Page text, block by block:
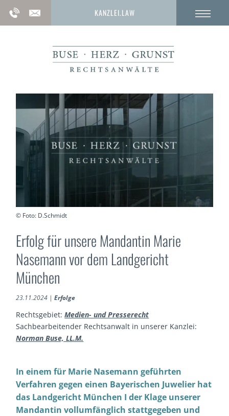
KANZLEI.LAW
© Foto: D.Schmidt
Erfolg für unsere Mandantin Marie
Nasemann vor dem Landgericht
München
23.11.2024 |Erfolge
Rechtsgebiet:Medien- und Presserecht
Sachbearbeitender Rechtsanwalt in unserer Kanzlei:
Norman Buse, LL.M.
In einem für Marie Nasemann geführten
Verfahren gegen einen Bayerischen Juwelier hat
das Landgericht München I der Klage unserer
Mandantin vollumfänglich stattgegeben und